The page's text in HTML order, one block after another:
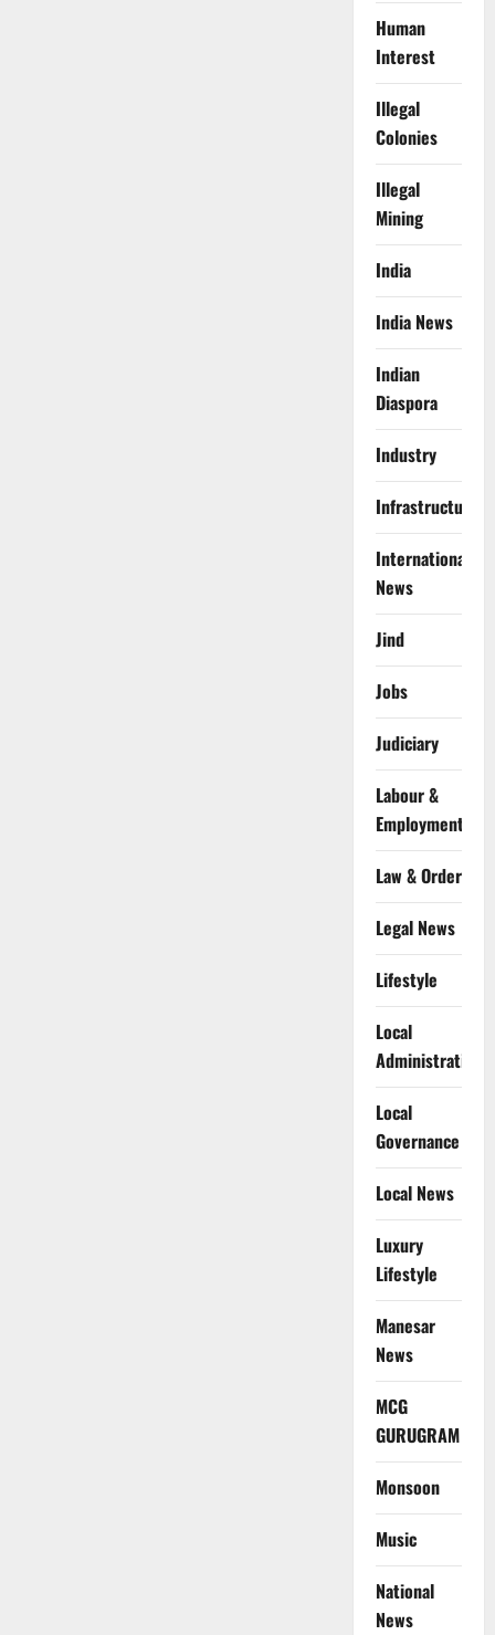
Human
Interest
Illegal
Colonies
Illegal
Mining
India
India News
Indian
Diaspora
Industry
Infrastructure
International
News
Jind
Jobs
Judiciary
Labour &
Employment
Law & Order
Legal News
Lifestyle
Local
Administration
Local
Governance
Local News
Luxury
Lifestyle
Manesar
News
MCG
GURUGRAM
Monsoon
Music
National
News